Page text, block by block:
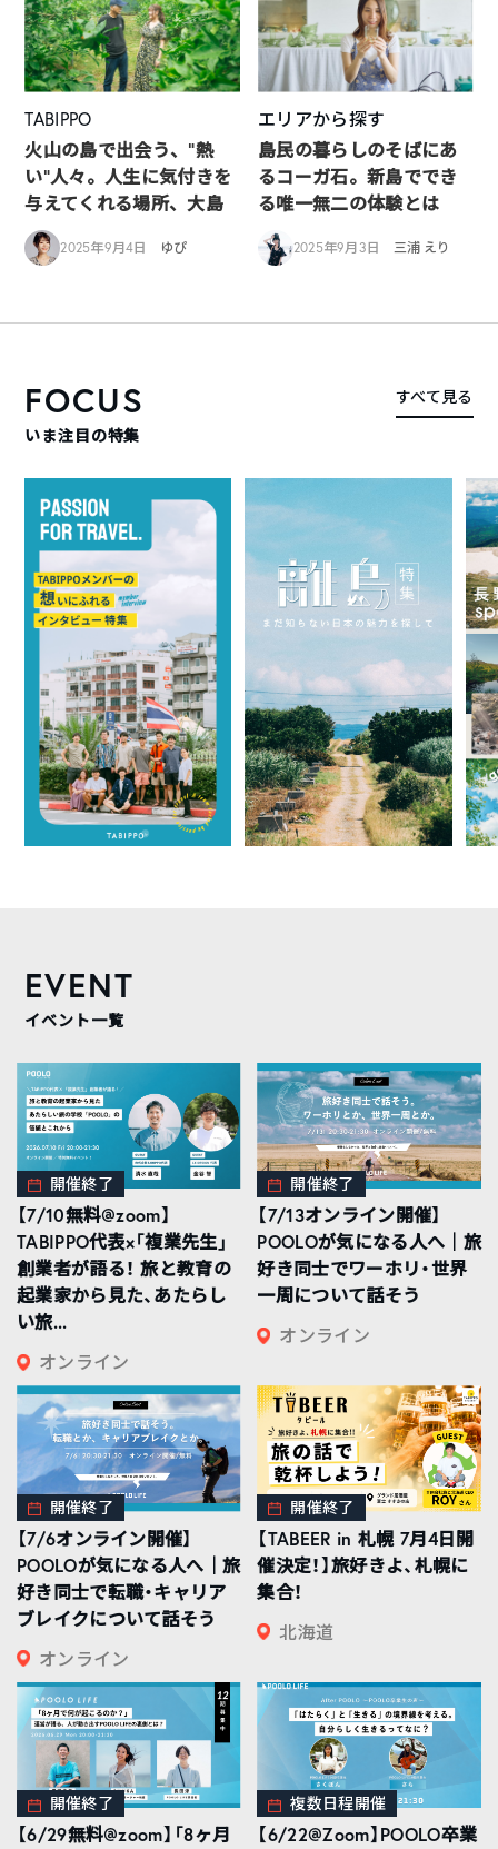
TABIPPO
火山の島で出会う、“熱
い“人々。人生に気付きを
与えてくれる場所、大島
2025年9月4日 ゆぴ
エリアから探す
島民の暮らしのそばにあ
るコーガ石。新島ででき
る唯一無二の体験とは
2025年9月3日 三浦 えり
FOCUS
いま注目の特集
すべて見る
EVENT
イベント一覧
開催終了
【7/10無料@zoom】
TABIPPO代表×「複業先生」
創業者が語る！ 旅と教育の
起業家から見た、あたらし
い旅...
オンライン
開催終了
【7/13オンライン開催】
POOLOが気になる人へ｜旅
好き同士でワーホリ・世界
一周について話そう
オンライン
開催終了
【7/6オンライン開催】
POOLOが気になる人へ｜旅
好き同士で転職・キャリア
ブレイクについて話そう
オンライン
開催終了
【TABEER in 札幌 7月4日開
催決定！】旅好きよ、札幌に
集合！
北海道
開催終了
【6/29無料@zoom】「8ヶ月
複数日程開催
【6/22@Zoom】POOLO卒業